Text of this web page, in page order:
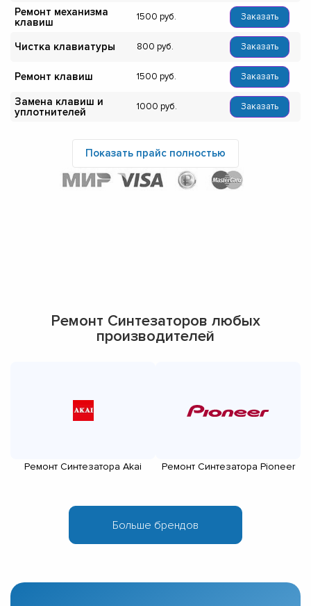
Ремонт механизма
клавиш
1500 Заказать
Чистка клавиатуры 800 Заказать
Ремонт клавиш 1500 Заказать
Замена клавиш и
уплотнителей
1000 Заказать
Показать прайс полностью
Ремонт Синтезаторов любых
производителей
Ремонт Синтезатора Akai Ремонт Синтезатора Pioneer